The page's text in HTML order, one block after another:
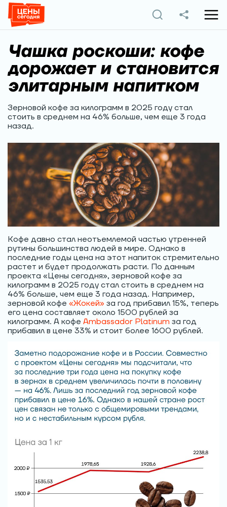
Чашка роскоши: кофе
дорожает и становится
элитарным напитком
Зерновой кофе за килограмм в 2025 году стал
стоить в среднем на 46% больше, чем еще 3 года
назад.
Кофе давно стал неотъемлемой частью утренней
рутины большинства людей в мире. Однако в
последние годы цена на этот напиток стремительно
растет и будет продолжать расти. По данным
проекта «Цены сегодня», зерновой кофе за
килограмм в 2025 году стал стоить в среднем на
46% больше, чем еще 3 года назад. Например,
зерновой кофе «Жокей» за год прибавил 15%, теперь
его цена составляет около 1500 рублей за
килограмм. А кофе Ambassador Platinum за год
прибавил в цене 33% и стоит более 1600 рублей.